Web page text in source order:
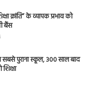
क्रांति” के व्यापक प्रभाव को
बैंस
पुराना स्कूल, 300 साल बाद
शिक्षा